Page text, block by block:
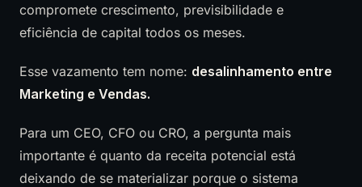
compromete crescimento, previsibilidade e
eficiência de capital todos os meses.
Esse vazamento tem nome: desalinhamento entre
Marketing e Vendas.
Para um CEO, CFO ou CRO, a pergunta mais
importante é quanto da receita potencial está
deixando de se materializar porque o sistema